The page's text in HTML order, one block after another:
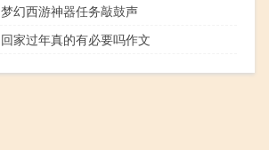
梦幻西游神器任务敲鼓声
回家过年真的有必要吗作文